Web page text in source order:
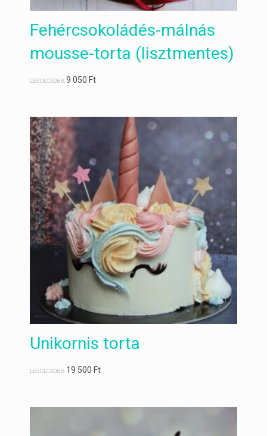
Fehércsokoládés-málnás
mousse-torta (lisztmentes)
LEGOLCSÓBB:9 050Ft
Unikornis torta
LEGOLCSÓBB: 19 500Ft